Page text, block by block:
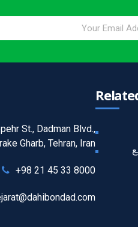
St., Dadman Blvd.,
Gharb, Tehran, Iran
+98 21 45 33 8000